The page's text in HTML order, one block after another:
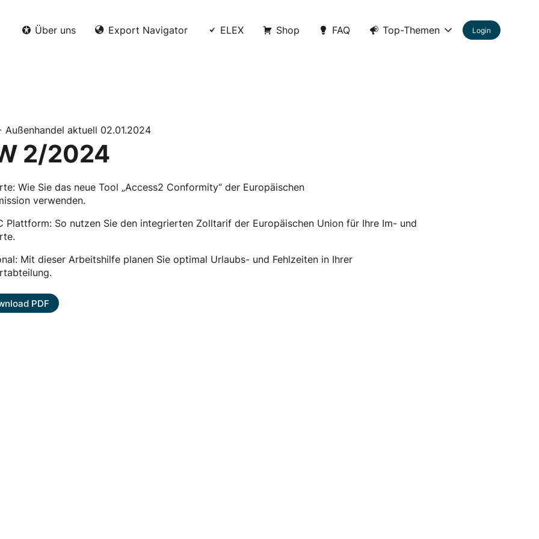
Über uns Export Navigator ELEX Shop FAQ Top-Themen Login
Außenhandel aktuell 02.01.2024
2/2024
Wie Sie das neue Tool „Access2­ Conformity“ der Europäischen
verwenden.
Plattform: So nutzen Sie den integrierten Zolltarif der Europäischen Union für Ihre Im- und
Mit dieser Arbeitshilfe planen Sie optimal Urlaubs- und Fehlzeiten in Ihrer
PDF